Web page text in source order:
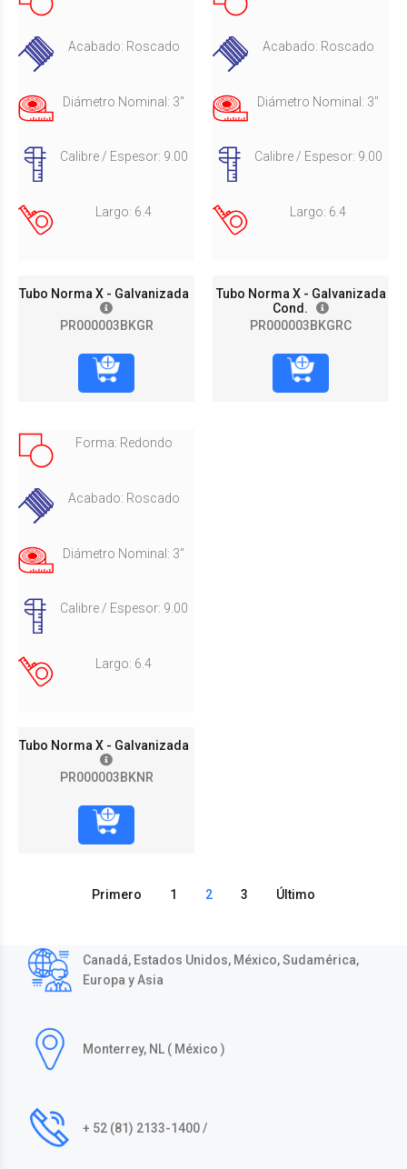
Acabado: Roscado
Diámetro Nominal: 3"
Calibre / Espesor: 9.00
Largo: 6.4
Tubo Norma X - Galvanizada
PR000003BKGR
Acabado: Roscado
Diámetro Nominal: 3"
Calibre / Espesor: 9.00
Largo: 6.4
Tubo Norma X - Galvanizada
Cond.
PR000003BKGRC
Forma: Redondo
Acabado: Roscado
Diámetro Nominal: 3"
Calibre / Espesor: 9.00
Largo: 6.4
Tubo Norma X - Galvanizada
PR000003BKNR
Primero 1 2 3 Último
Canadá, Estados Unidos, México, Sudamérica,
Europa y Asia
Monterrey, NL ( México )
+ 52 (81) 2133-1400 /